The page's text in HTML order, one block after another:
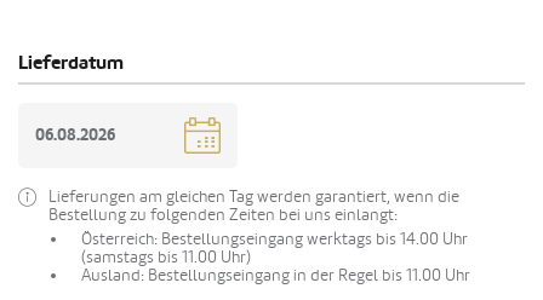
Lieferdatum
Lieferungen am gleichen Tag werden garantiert, wenn die
Bestellung zu folgenden Zeiten bei uns einlangt:
Österreich: Bestellungseingang werktags bis 14.00 Uhr
(samstags bis 11.00 Uhr)
Ausland: Bestellungseingang in der Regel bis 11.00 Uhr